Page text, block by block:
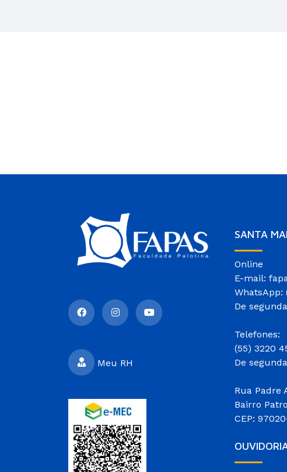
Meu RH
SANTA
Online
E-mail:
WhatsApp:
De
Telefones:
(55) 3220
De
Rua Padre
Bairro
CEP: